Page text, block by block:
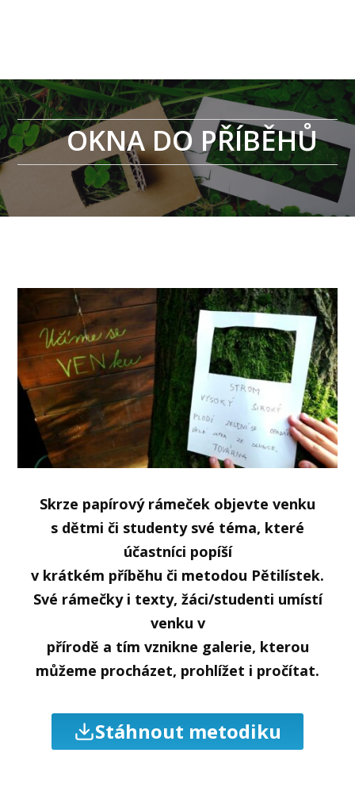
OKNA DO PŘÍBĚHŮ
Skrze papírový rámeček objevte venku
s dětmi či studenty své téma, které
účastníci popíší
v krátkém příběhu či metodou Pětilístek.
Své rámečky i texty, žáci/studenti umístí
venku v
přírodě a tím vznikne galerie, kterou
můžeme procházet, prohlížet i pročítat.
Stáhnout metodiku